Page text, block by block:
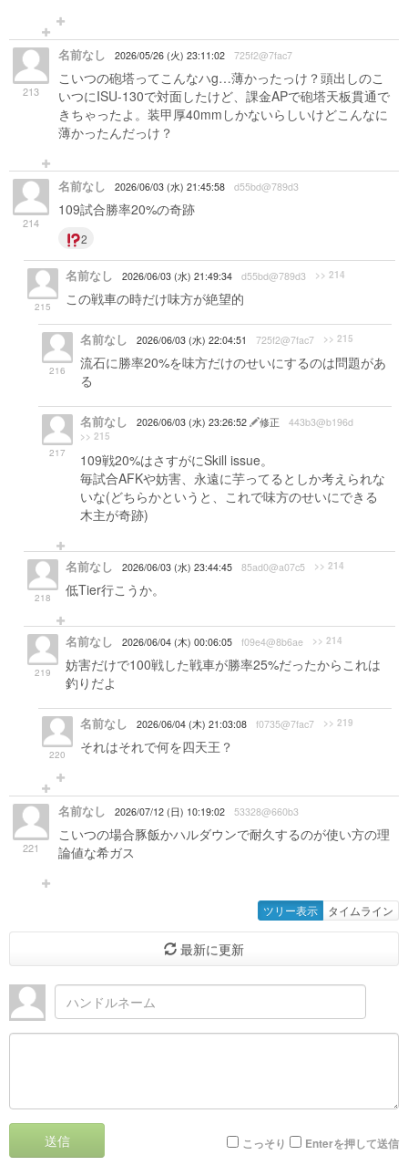
213
名前なし 2026/05/26 (火) 23:11:02 725f2@7fac7
こいつの砲塔ってこんなハg…薄かったっけ？頭出しのこ
いつにISU-130で対面したけど、課金APで砲塔天板貫通で
きちゃったよ。装甲厚40mmしかないらしいけどこんなに
薄かったんだっけ？
214
名前なし 2026/06/03 (水) 21:45:58 d55bd@789d3
109試合勝率20%の奇跡
2
215
名前なし 2026/06/03 (水) 21:49:34 d55bd@789d3 >> 214
この戦車の時だけ味方が絶望的
216
名前なし 2026/06/03 (水) 22:04:51 725f2@7fac7 >> 215
流石に勝率20%を味方だけのせいにするのは問題があ
る
217
名前なし 2026/06/03 (水) 23:26:52 修正 443b3@b196d
>> 215
109戦20%はさすがにSkill issue。
毎試合AFKや妨害、永遠に芋ってるとしか考えられな
いな(どちらかというと、これで味方のせいにできる
木主が奇跡)
218
名前なし 2026/06/03 (水) 23:44:45 85ad0@a07c5 >> 214
低Tier行こうか。
219
名前なし 2026/06/04 (木) 00:06:05 f09e4@8b6ae >> 214
妨害だけで100戦した戦車が勝率25%だったからこれは
釣りだよ
220
名前なし 2026/06/04 (木) 21:03:08 f0735@7fac7 >> 219
それはそれで何を四天王？
221
名前なし 2026/07/12 (日) 10:19:02 53328@660b3
こいつの場合豚飯かハルダウンで耐久するのが使い方の理
論値な希ガス
ツリー表示 タイムライン
最新に更新
送信 こっそり Enterを押して送信